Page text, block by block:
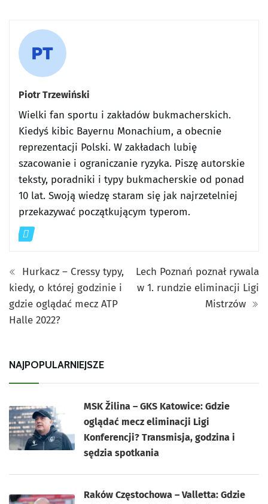
Piotr Trzewiński
Wielki fan sportu i zakładów bukmacherskich.
Kiedyś kibic Bayernu Monachium, a obecnie
reprezentacji Polski. W zakładach lubię
szacowanie i ograniczanie ryzyka. Piszę autorskie
teksty, poradniki i typy bukmacherskie od ponad
10 lat. Swoją wiedzę staram się jak najrzetelniej
przekazywać początkującym typerom.
Hurkacz – Cressy typy,
kiedy, o której godzinie i
gdzie oglądać mecz ATP
Halle 2022?
Lech Poznań poznał rywala
w 1. rundzie eliminacji Ligi
Mistrzów
NAJPOPULARNIEJSZE
MSK Žilina – GKS Katowice: Gdzie
oglądać mecz eliminacji Ligi
Konferencji? Transmisja, godzina i
sędzia spotkania
Raków Częstochowa – Valletta: Gdzie